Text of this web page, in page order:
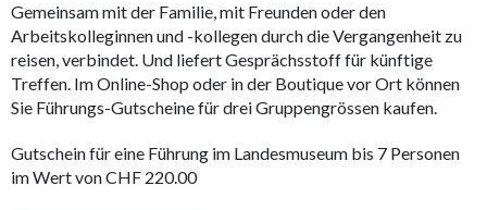
Gemeinsam mit der Familie, mit Freunden oder den
Arbeitskolleginnen und -kollegen durch die Vergangenheit zu
reisen, verbindet. Und liefert Gesprächsstoff für künftige
Treffen. Im Online-Shop oder in der Boutique vor Ort können
Sie Führungs-Gutscheine für drei Gruppengrössen kaufen.
Gutschein für eine Führung im Landesmuseum bis 7 Personen
im Wert von CHF 220.00